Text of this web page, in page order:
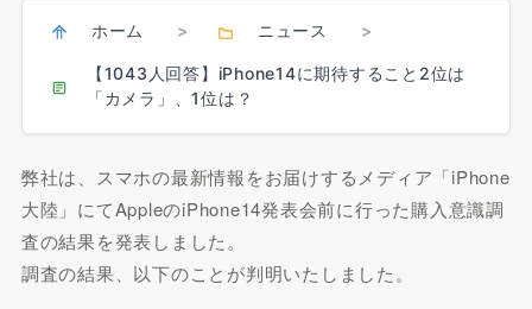
ホーム > ニュース >
【1043人回答】iPhone14に期待すること2位は
「カメラ」、1位は？
弊社は、スマホの最新情報をお届けするメディア「iPhone
大陸」にてAppleのiPhone14発表会前に行った購入意識調
査の結果を発表しました。
調査の結果、以下のことが判明いたしました。